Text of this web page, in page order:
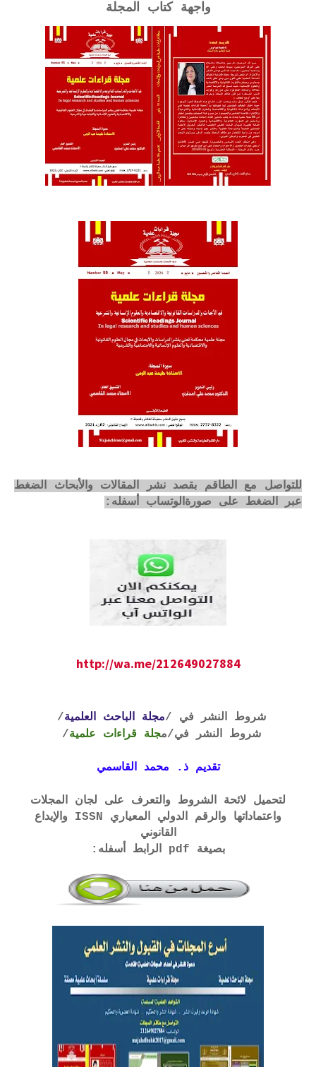
واجهة كتاب المجلة
للتواصل مع الطاقم بقصد نشر المقالات والأبحاث الضغط
عبر الضغط على صورةالوتساب أسفله:
http://wa.me/212649027884
شروط النشر في /مجلة الباحث العلمية/
شروط النشر في/مجلة قراءات علمية/
تقديم ذ. محمد القاسمي
لتحميل لائحة الشروط والتعرف على لجان المجلات
واعتماداتها والرقم الدولي المعياري ISSN والإيداع
القانوني
بصيغة pdf الرابط أسفله: